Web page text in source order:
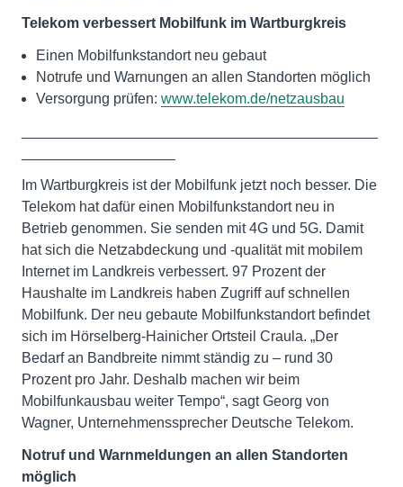
Telekom verbessert Mobilfunk im Wartburgkreis
Einen Mobilfunkstandort neu gebaut
Notrufe und Warnungen an allen Standorten möglich
Versorgung prüfen: www.telekom.de/netzausbau
Im Wartburgkreis ist der Mobilfunk jetzt noch besser. Die
Telekom hat dafür einen Mobilfunkstandort neu in
Betrieb genommen. Sie senden mit 4G und 5G. Damit
hat sich die Netzabdeckung und -qualität mit mobilem
Internet im Landkreis verbessert. 97 Prozent der
Haushalte im Landkreis haben Zugriff auf schnellen
Mobilfunk. Der neu gebaute Mobilfunkstandort befindet
sich im Hörselberg-Hainicher Ortsteil Craula. „Der
Bedarf an Bandbreite nimmt ständig zu – rund 30
Prozent pro Jahr. Deshalb machen wir beim
Mobilfunkausbau weiter Tempo“, sagt Georg von
Wagner, Unternehmenssprecher Deutsche Telekom.
Notruf und Warnmeldungen an allen Standorten
möglich